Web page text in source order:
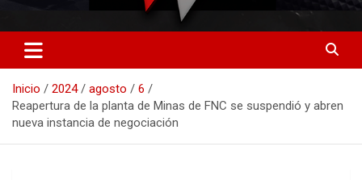
RO CONTENIDOS
Inicio 2024 agosto
6
Reapertura de la planta de Minas de FNC se suspendió y abren
nueva instancia de negociación